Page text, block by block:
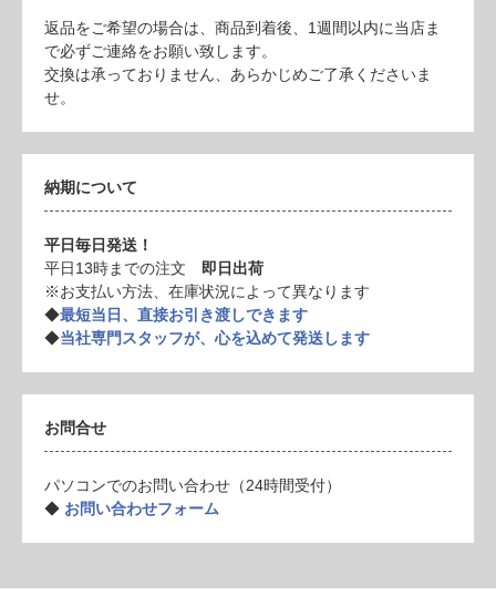
返品をご希望の場合は、商品到着後、1週間以内に当店ま
で必ずご連絡をお願い致します。
交換は承っておりません、あらかじめご了承くださいま
せ。
納期について
平日毎日発送！
平日13時までの注文 即日出荷
※お支払い方法、在庫状況によって異なります
◆最短当日、直接お引き渡しできます
◆当社専門スタッフが、心を込めて発送します
お問合せ
パソコンでのお問い合わせ（24時間受付）
◆ お問い合わせフォーム